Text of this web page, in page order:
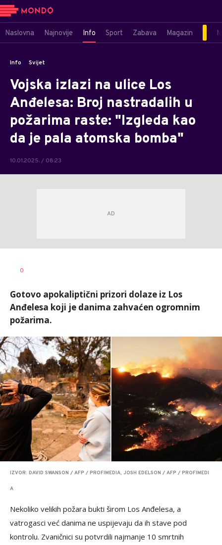
Naslovna Najnovije Info Sport Zabava Magazin
Info Svijet
Vojska izlazi na ulice Los
Anđelesa: Broj nastradalih u
požarima raste: "Izgleda kao
da je pala atomska bomba"
10.01.2025. / 08:23
AUTOR
0
Gotovo apokaliptični prizori dolaze iz Los
Anđelesa koji je danima zahvaćen ogromnim
požarima.
IZVOR: DAVID SWANSON / AFP / PROFIMEDIA, JOSH EDELSON / AFP / PROFIMEDI
A
Nekoliko velikih požara bukti širom Los Anđelesa, a
vatrogasci već danima ne uspijevaju da ih stave pod
kontrolu. Zvaničnici su potvrdili najmanje 10 smrtnih